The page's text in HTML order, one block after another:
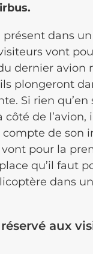
présent dans
vont
dernier avion
ils plongeront
Si rien qu’en
de l’avion,
compte de son
vont pour la
qu’il faut
dans
aux